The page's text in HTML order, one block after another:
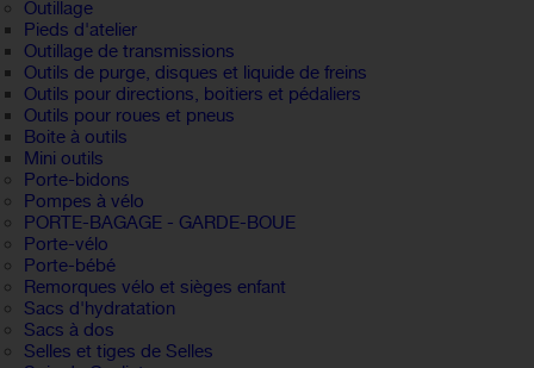
Outillage
Pieds d'atelier
Outillage de transmissions
Outils de purge, disques et liquide de freins
Outils pour directions, boitiers et pédaliers
Outils pour roues et pneus
Boite à outils
Mini outils
Porte-bidons
Pompes à vélo
PORTE-BAGAGE - GARDE-BOUE
Porte-vélo
Porte-bébé
Remorques vélo et sièges enfant
Sacs d'hydratation
Sacs à dos
Selles et tiges de Selles